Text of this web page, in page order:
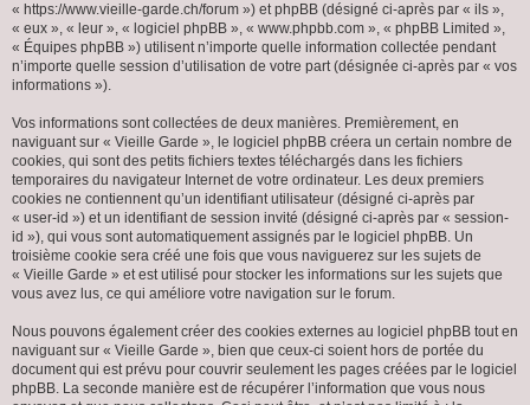
« https://www.vieille-garde.ch/forum ») et phpBB (désigné ci-après par « ils »,
« eux », « leur », « logiciel phpBB », « www.phpbb.com », « phpBB Limited »,
« Équipes phpBB ») utilisent n’importe quelle information collectée pendant
n’importe quelle session d’utilisation de votre part (désignée ci-après par « vos
informations »).
Vos informations sont collectées de deux manières. Premièrement, en
naviguant sur « Vieille Garde », le logiciel phpBB créera un certain nombre de
cookies, qui sont des petits fichiers textes téléchargés dans les fichiers
temporaires du navigateur Internet de votre ordinateur. Les deux premiers
cookies ne contiennent qu’un identifiant utilisateur (désigné ci-après par
« user-id ») et un identifiant de session invité (désigné ci-après par « session-
id »), qui vous sont automatiquement assignés par le logiciel phpBB. Un
troisième cookie sera créé une fois que vous naviguerez sur les sujets de
« Vieille Garde » et est utilisé pour stocker les informations sur les sujets que
vous avez lus, ce qui améliore votre navigation sur le forum.
Nous pouvons également créer des cookies externes au logiciel phpBB tout en
naviguant sur « Vieille Garde », bien que ceux-ci soient hors de portée du
document qui est prévu pour couvrir seulement les pages créées par le logiciel
phpBB. La seconde manière est de récupérer l’information que vous nous